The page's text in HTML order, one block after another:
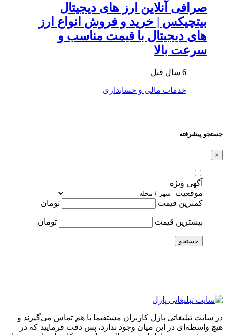
صرافی آنلاین ارز های دیجیتال
بیتچیکس | خرید و فروش انواع ارز
های دیجیتال با قیمت مناسب و
سرعت بالا
6 سال قبل
خدمات مالی و حسابداری
جستجو پیشرفته
×
آگهی ویژه
موقعیت
کمترین قیمت
تومان
بیشترین قیمت تومان
جستجو
در سایت تبلیغاتی پازل کاربران مستقیما با هم تماس می‌گیرند و
هیچ واسطه‌ای در این میان وجود ندارد، پس دقت فرمایید که در